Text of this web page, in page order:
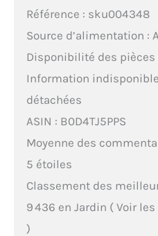
Référence : sku004348
Source d’alimentation :
Disponibilité des pièces
Information
détachées
ASIN : B0D4TJ5PPS
Moyenne des
5 étoiles
Classement des
9 436 en Jardin ( Voir
)